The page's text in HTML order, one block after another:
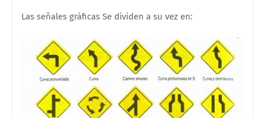
Las señales gráficas Se dividen a su vez en: